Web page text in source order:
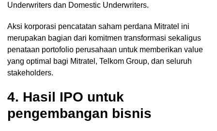
Underwriters dan Domestic Underwriters.
Aksi korporasi pencatatan saham perdana Mitratel ini
merupakan bagian dari komitmen transformasi sekaligus
penataan portofolio perusahaan untuk memberikan value
yang optimal bagi Mitratel, Telkom Group, dan seluruh
stakeholders.
4. Hasil IPO untuk
pengembangan bisnis